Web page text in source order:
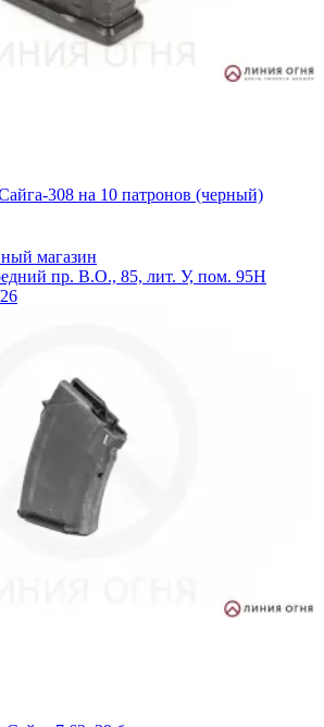
308 на 10 патронов (черный)
магазин
пр. В.О., 85, лит. У, пом. 95Н